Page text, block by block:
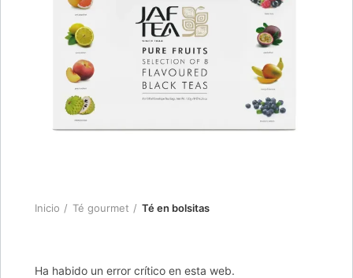
Inicio Té gourmet Té en bolsitas
Ha habido un error crítico en esta web.